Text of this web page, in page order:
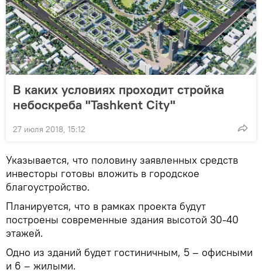
В каких условиях проходит стройка
небоскреба "Tashkent City"
27 июля 2018, 15:12
Указывается, что половину заявленных средств
инвесторы готовы вложить в городское
благоустройство.
Планируется, что в рамках проекта будут
построены современные здания высотой 30-40
этажей.
Одно из зданий будет гостиничным, 5 – офисными
и 6 – жилыми.